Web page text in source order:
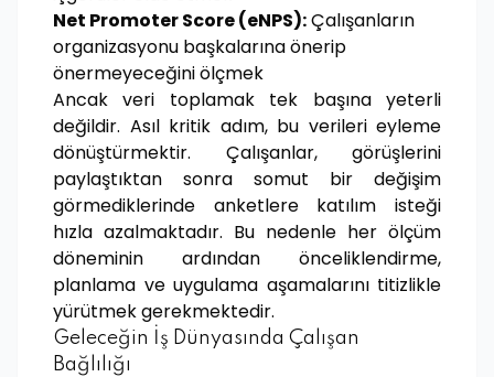
Net Promoter Score (eNPS):Çalışanların
organizasyonu başkalarına önerip
önermeyeceğini ölçmek
Ancak veri toplamak tek başına yeterli
değildir. Asıl kritik adım, bu verileri eyleme
dönüştürmektir. Çalışanlar, görüşlerini
paylaştıktan sonra somut bir değişim
görmediklerinde anketlere katılım isteği
hızla azalmaktadır. Bu nedenle her ölçüm
döneminin ardından önceliklendirme,
planlama ve uygulama aşamalarını titizlikle
yürütmek gerekmektedir.
Geleceğin İş Dünyasında Çalışan
Bağlılığı